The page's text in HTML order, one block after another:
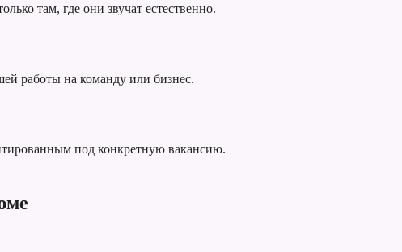
там, где они звучат естественно.
работы на команду или бизнес.
под конкретную вакансию.